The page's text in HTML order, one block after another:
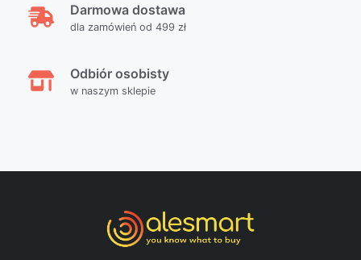
Darmowa dostawa
dla zamówień od 499 zł
Odbiór osobisty
w naszym sklepie